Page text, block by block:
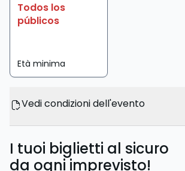
Todos los
públicos
Età minima
Vedi condizioni dell'evento
I tuoi biglietti al sicuro
da ogni imprevisto!